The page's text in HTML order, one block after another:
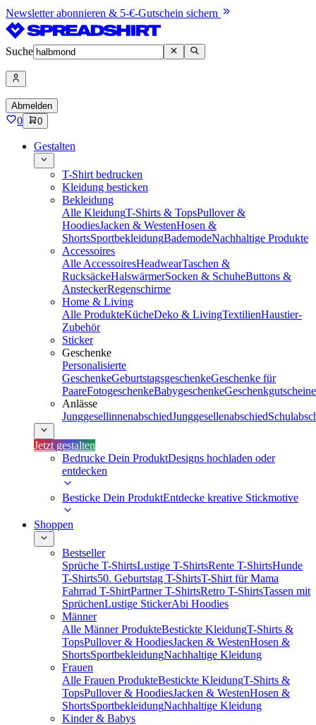
Newsletter abonnieren & 5-€-Gutschein sichern
Suche
Abmelden
0 0
Gestalten
T-Shirt bedrucken
Kleidung besticken
Bekleidung
Alle KleidungT-Shirts & TopsPullover &
HoodiesJacken & WestenHosen &
ShortsSportbekleidungBademodeNachhaltige Produkte
Accessoires
Alle AccessoiresHeadwearTaschen &
RucksäckeHalswärmerSocken & SchuheButtons &
AnsteckerRegenschirme
Home & Living
Alle ProdukteKücheDeko & LivingTextilienHaustier-
Zubehör
Sticker
Geschenke
Personalisierte
GeschenkeGeburtstagsgeschenkeGeschenke für
PaareFotogeschenkeBabygeschenkeGeschenkgutscheine
Anlässe
JunggesellinnenabschiedJunggesellenabschied
Jetzt gestalten
Bedrucke Dein ProduktDesigns hochladen oder
entdecken
Besticke Dein ProduktEntdecke kreative Stickmotive
Shoppen
Bestseller
Sprüche T-ShirtsLustige T-ShirtsRente T-ShirtsHunde
T-Shirts50. Geburtstag T-ShirtsT-Shirt für Mama
Fahrrad T-ShirtPartner T-ShirtsRetro T-ShirtsTassen mit
SprüchenLustige StickerAbi Hoodies
Männer
Alle Männer ProdukteBestickte KleidungT-Shirts &
TopsPullover & HoodiesJacken & WestenHosen &
ShortsSportbekleidungNachhaltige Kleidung
Frauen
Alle Frauen ProdukteBestickte KleidungT-Shirts &
TopsPullover & HoodiesJacken & WestenHosen &
ShortsSportbekleidungNachhaltige Kleidung
Kinder & Babys